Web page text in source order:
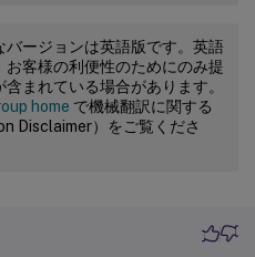
バージョンは英語版です。英語
客様の利便性のためにのみ提
まれている場合があります。
home で機械翻訳に関する
Disclaimer）をご覧くださ